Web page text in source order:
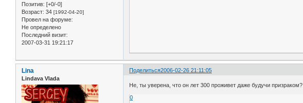
Позитив: [+0/-0]
Возраст: 34 [1992-04-20]
Провел на форуме:
Не определено
Последний визит:
2007-03-31 19:21:17
Поделиться2006-02-26 21:11:05
Lina
Lindava Vlada
Не, ты уверена, что он лет 300 проживет даже будучи призраком?
0